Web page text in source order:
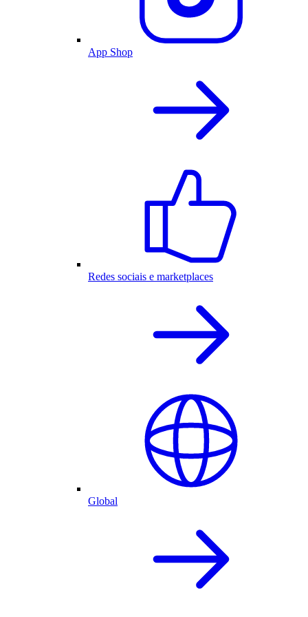
App Shop
Redes sociais e marketplaces
Global